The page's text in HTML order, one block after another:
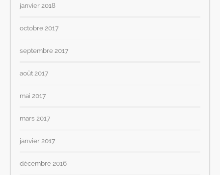
janvier 2018
octobre 2017
septembre 2017
août 2017
mai 2017
mars 2017
janvier 2017
décembre 2016